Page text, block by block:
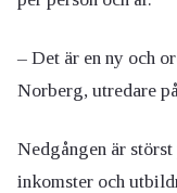
– Det är en ny och
Norberg, utredare
Nedgången är
inkomster och